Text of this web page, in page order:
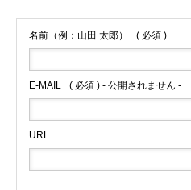
名前（例：山田 太郎） ( 必須 )
E-MAIL ( 必須 ) - 公開されません -
URL